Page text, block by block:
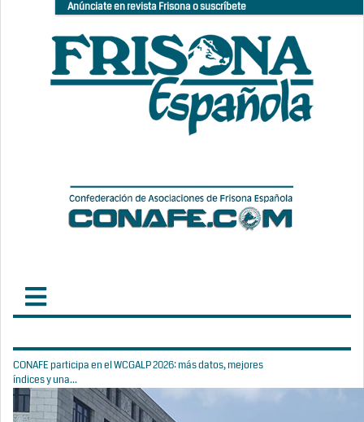
Anúnciate en revista Frisona o suscríbete
CONAFE participa en el WCGALP 2026: más datos, mejores
índices y una...